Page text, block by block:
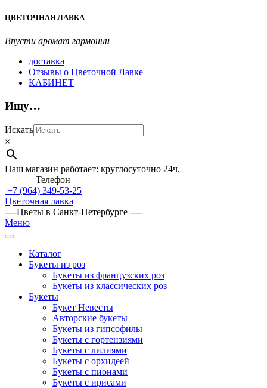
Перейти
содержимому
ЦВЕТОЧНАЯ ЛАВКА
Впусти аромат гармонии
доставка
Отзывы о Цветочной Лавке
КАБИНЕТ
Ищу…
Искать
×
Наш магазин работает: круглосуточно 24ч.
Телефон
+7 (964) 349-53-25
Цветочная лавка
----Цветы в Санкт-Петербурге ----
Главное
навигационное
Меню
Каталог
Букеты из роз
Букеты из французских роз
Букеты из классических роз
Букеты
Букет Невесты
Авторские букеты
Букеты из гипсофилы
Букеты с гортензиями
Букеты с лилиями
Букеты с орхидеей
Букеты с пионами
Букеты с ирисами